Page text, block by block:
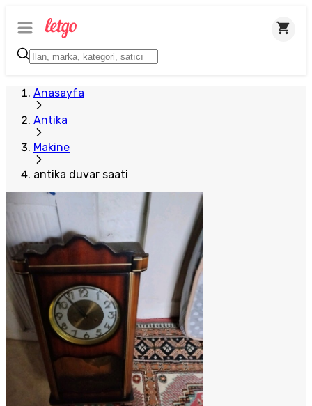
Anasayfa
Antika
Makine
antika duvar saati
Plus Satıcı